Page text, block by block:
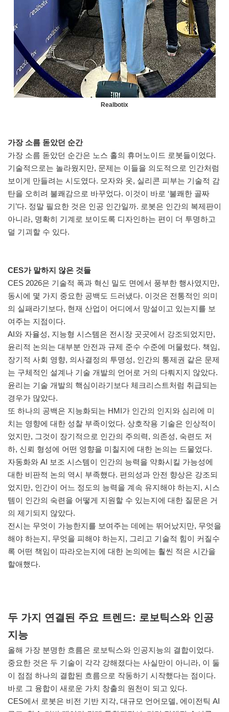
Realbotix
가장 소름 돋았던 순간
가장 소름 돋았던 순간은 노스 홀의 휴머노이드 로봇들이었다.
기술적으로는 놀라웠지만, 문제는 이들을 의도적으로 인간처럼
보이게 만들려는 시도였다. 모자와 옷, 실리콘 피부는 기술적 감
탄을 오히려 불쾌감으로 바꾸었다. 이것이 바로 ‘불쾌한 골짜
기’다. 정말 필요한 것은 인공 인간일까. 로봇은 인간의 복제판이
아니라, 명확히 기계로 보이도록 디자인하는 편이 더 투명하고
덜 기괴할 수 있다.
CES가 말하지 않은 것들
CES 2026은 기술적 폭과 혁신 밀도 면에서 풍부한 행사였지만,
동시에 몇 가지 중요한 공백도 드러냈다. 이것은 전통적인 의미
의 실패라기보다, 현재 산업이 어디에서 망설이고 있는지를 보
여주는 지점이다.
AI와 자율성, 지능형 시스템은 전시장 곳곳에서 강조되었지만,
윤리적 논의는 대부분 안전과 규제 준수 수준에 머물렀다. 책임,
장기적 사회 영향, 의사결정의 투명성, 인간의 통제권 같은 문제
는 구체적인 설계나 기술 개발의 언어로 거의 다뤄지지 않았다.
윤리는 기술 개발의 핵심이라기보다 체크리스트처럼 취급되는
경우가 많았다.
또 하나의 공백은 지능화되는 HMI가 인간의 인지와 심리에 미
치는 영향에 대한 성찰 부족이었다. 상호작용 기술은 인상적이
었지만, 그것이 장기적으로 인간의 주의력, 의존성, 숙련도 저
하, 신뢰 형성에 어떤 영향을 미칠지에 대한 논의는 드물었다.
자동화와 AI 보조 시스템이 인간의 능력을 약화시킬 가능성에
대한 비판적 논의 역시 부족했다. 편의성과 안전 향상은 강조되
었지만, 인간이 어느 정도의 능력을 계속 유지해야 하는지, 시스
템이 인간의 숙련을 어떻게 지원할 수 있는지에 대한 질문은 거
의 제기되지 않았다.
전시는 무엇이 가능한지를 보여주는 데에는 뛰어났지만, 무엇을
해야 하는지, 무엇을 피해야 하는지, 그리고 기술적 힘이 커질수
록 어떤 책임이 따라오는지에 대한 논의에는 훨씬 적은 시간을
할애했다.
두 가지 연결된 주요 트렌드: 로보틱스와 인공
지능
올해 가장 분명한 흐름은 로보틱스와 인공지능의 결합이었다.
중요한 것은 두 기술이 각각 강해졌다는 사실만이 아니라, 이 둘
이 점점 하나의 결합된 흐름으로 작동하기 시작했다는 점이다.
바로 그 융합이 새로운 가치 창출의 원천이 되고 있다.
CES에서 로봇은 비전 기반 지각, 대규모 언어모델, 에이전틱 AI